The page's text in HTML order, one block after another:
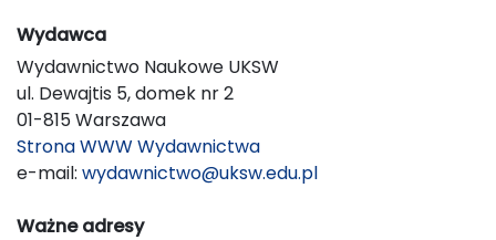
Wydawca
Wydawnictwo Naukowe UKSW
ul. Dewajtis 5, domek nr 2
01-815 Warszawa
Strona WWW Wydawnictwa
e-mail: wydawnictwo@uksw.edu.pl
Ważne adresy